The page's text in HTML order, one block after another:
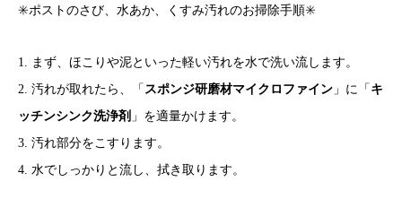
✳️ポストのさび、水あか、くすみ汚れのお掃除手順✳️
1. まず、ほこりや泥といった軽い汚れを水で洗い流します。
2. 汚れが取れたら、「 スポンジ研磨材マイクロファイン 」に「 キ
ッチンシンク洗浄剤 」を適量かけます。
3. 汚れ部分をこすります。
4. 水でしっかりと流し、拭き取ります。